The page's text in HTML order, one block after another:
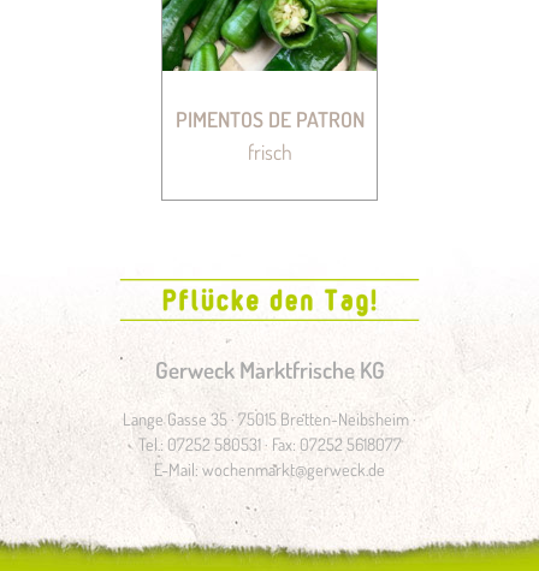
PIMENTOS DE PATRON
frisch
Gerweck Marktfrische KG
Lange Gasse 35 · 75015 Bretten-Neibsheim ·
Tel.: 07252 580531 · Fax: 07252 5618077
E-Mail: wochenmarkt@gerweck.de